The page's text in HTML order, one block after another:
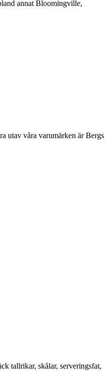
annat Bloomingville,
utav våra varumärken är Bergs
tallrikar, skålar, serveringsfat,